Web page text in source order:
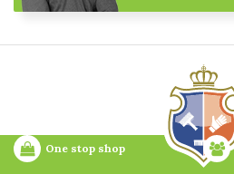
One stop shop